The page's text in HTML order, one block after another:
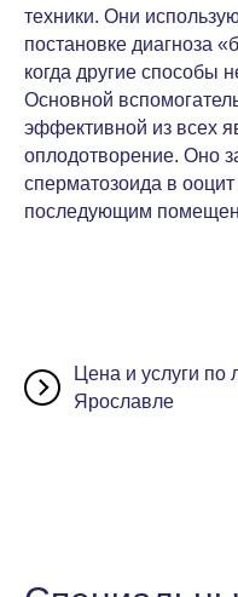
техники. Они
постановке диагноза
когда другие способы
Основной
эффективной из всех
оплодотворение. Оно
сперматозоида в
последующим
Цена и услуги по
Ярославле